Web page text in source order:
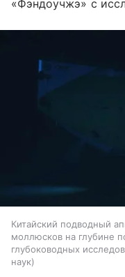
«Фэндоучжэ» с
Китайский подводный
моллюсков на глубине
глубоководных
наук